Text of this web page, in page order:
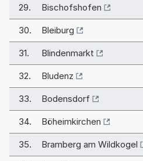
29. Bischofshofen
30. Bleiburg
31. Blindenmarkt
32. Bludenz
33. Bodensdorf
34. Böheimkirchen
35. Bramberg am Wildkogel